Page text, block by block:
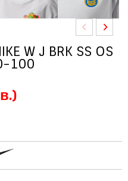
W J BRK SS OS
100